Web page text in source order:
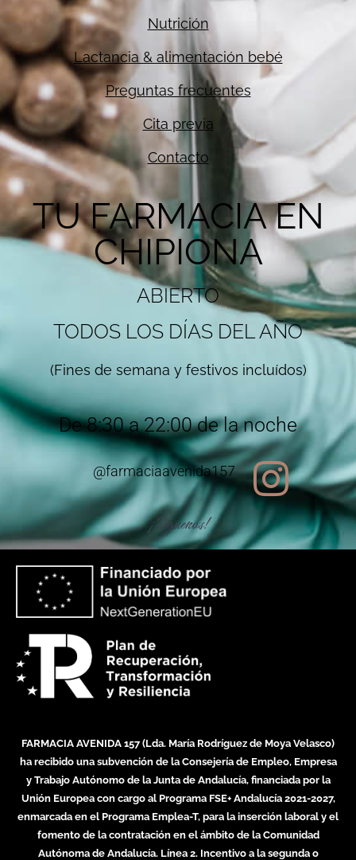
Nutrición
Lactancia & alimentación bebé
Preguntas frecuentes
Cita previa
Contacto
TU FARMACIA EN
CHIPIONA
ABIERTO
TODOS LOS DÍAS DEL AÑO
(Fines de semana y festivos incluídos)
De 8:30 a 22:00 de la noche
@farmaciaavenida157
¡Síguenos!
FARMACIA AVENIDA 157 (Lda. María Rodríguez de Moya Velasco)
ha recibido una subvención de la Consejería de Empleo, Empresa
y Trabajo Autónomo de la Junta de Andalucía, financiada por la
Unión Europea con cargo al Programa FSE+ Andalucía 2021-2027,
enmarcada en el Programa Emplea-T, para la inserción laboral y el
fomento de la contratación en el ámbito de la Comunidad
Autónoma de Andalucía. Línea 2. Incentivo a la segunda o